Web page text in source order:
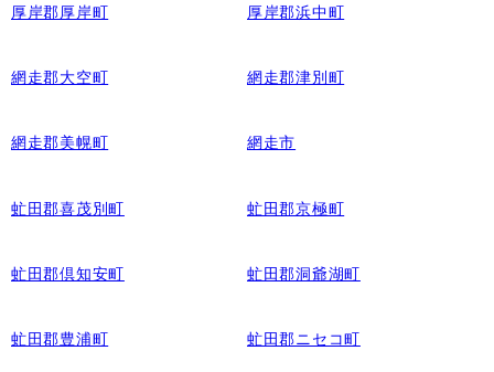
厚岸郡厚岸町 厚岸郡浜中町
網走郡大空町 網走郡津別町
網走郡美幌町 網走市
虻田郡喜茂別町 虻田郡京極町
虻田郡倶知安町 虻田郡洞爺湖町
虻田郡豊浦町 虻田郡ニセコ町